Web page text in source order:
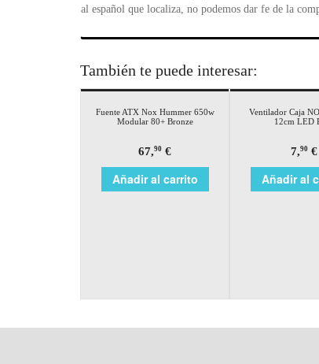
al español que localiza, no podemos dar fe de la
También te puede interesar:
Fuente ATX Nox Hummer 650w
Modular 80+ Bronze
67,90 €
Añadir al carrito
Ventilador Caja
12cm LED
7,90 €
Añadir al